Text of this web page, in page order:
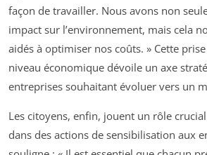
façon de travailler. Nous avons non
impact sur l’environnement, mais cela
aidés à optimiser nos coûts. » Cette
niveau économique dévoile un axe
entreprises souhaitant évoluer vers un
Les citoyens, enfin, jouent un rôle
dans des actions de sensibilisation aux